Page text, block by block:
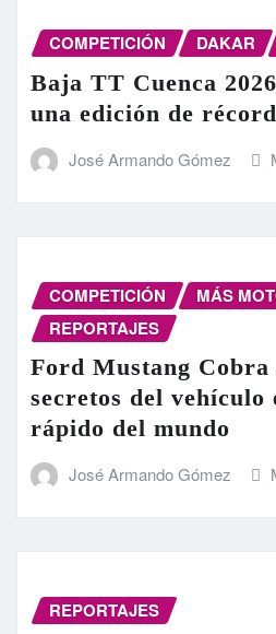
COMPETICIÓN DAKAR
Baja TT Cuenca
una edición de récord
José Armando Gómez
COMPETICIÓN
MÁS
REPORTAJES
Ford Mustang Cobra
secretos del vehículo
rápido del mundo
José Armando Gómez
REPORTAJES